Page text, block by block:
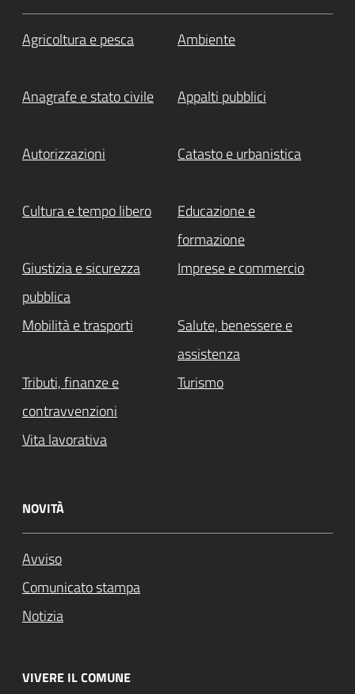
Agricoltura e pesca Ambiente
Anagrafe e stato civile Appalti pubblici
Autorizzazioni Catasto e urbanistica
Cultura e tempo libero
Educazione e
formazione
Giustizia e sicurezza
pubblica
Imprese e commercio
Mobilità e trasporti
Salute, benessere e
assistenza
Tributi, finanze e
contravvenzioni
Turismo
Vita lavorativa
NOVITÀ
Avviso
Comunicato stampa
Notizia
VIVERE IL COMUNE